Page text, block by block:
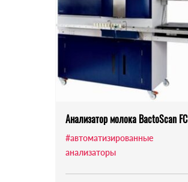
Анализатор молока BactoScan FC
#автоматизированные
анализаторы